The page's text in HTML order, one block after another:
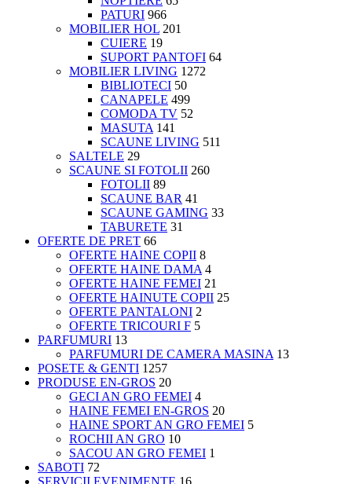
PATURI 966
MOBILIER HOL 201
CUIERE 19
SUPORT PANTOFI 64
MOBILIER LIVING 1272
BIBLIOTECI 50
CANAPELE 499
COMODA TV 52
MASUTA 141
SCAUNE LIVING 511
SALTELE 29
SCAUNE SI FOTOLII 260
FOTOLII 89
SCAUNE BAR 41
SCAUNE GAMING 33
TABURETE 31
OFERTE DE PRET 66
OFERTE HAINE COPII 8
OFERTE HAINE DAMA 4
OFERTE HAINE FEMEI 21
OFERTE HAINUTE COPII 25
OFERTE PANTALONI 2
OFERTE TRICOURI F 5
PARFUMURI 13
PARFUMURI DE CAMERA MASINA 13
POSETE & GENTI 1257
PRODUSE EN-GROS 20
GECI AN GRO FEMEI 4
HAINE FEMEI EN-GROS 20
HAINE SPORT AN GRO FEMEI 5
ROCHII AN GRO 10
SACOU AN GRO FEMEI 1
SABOTI 72
SERVICII EVENIMENTE 16